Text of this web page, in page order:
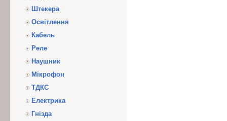
Штекера
Освітлення
Кабель
Реле
Наушник
Мікрофон
ТДКС
Електрика
Гнізда